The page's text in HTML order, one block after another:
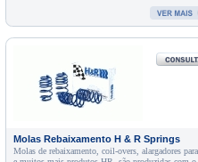
Molas Rebaixamento H & R Springs
Molas de rebaixamento, coil-overs, alargadores